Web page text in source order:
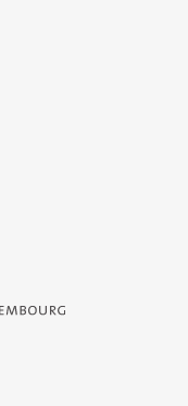
- Service